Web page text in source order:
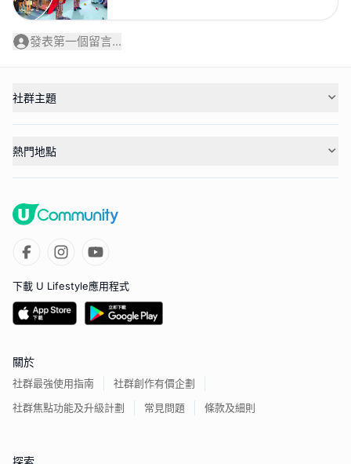
發表第一個留言...
社群主題
熱門地點
下載 U Lifestyle應用程式
關於
社群最強使用指南
社群創作有價企劃
社群焦點功能及升級計劃
常見問題 條款及細則